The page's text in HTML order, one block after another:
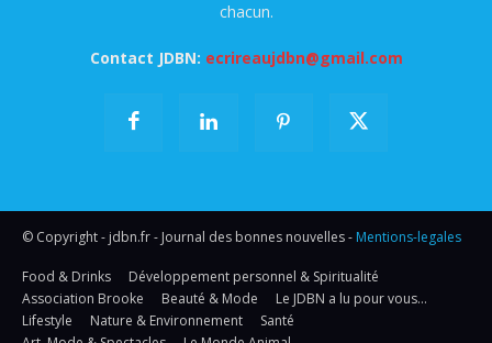
chacun.
Contact JDBN: ecrireaujdbn@gmail.com
© Copyright - jdbn.fr - Journal des bonnes nouvelles - Mentions-legales
Food & Drinks
Développement personnel & Spiritualité
Association Brooke
Beauté & Mode
Le JDBN a lu pour vous…
Lifestyle
Nature & Environnement
Santé